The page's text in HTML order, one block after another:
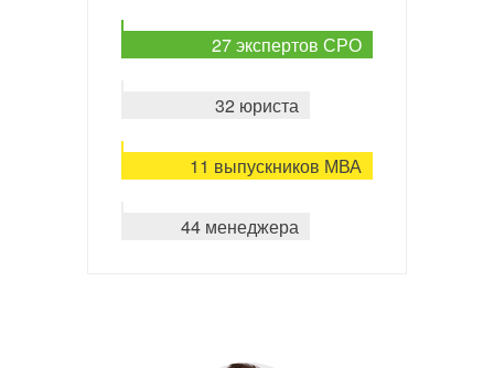
27 экспертов СРО
32 юриста
11 выпускников МВА
44 менеджера